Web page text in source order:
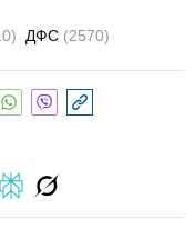
ДФС (2570)